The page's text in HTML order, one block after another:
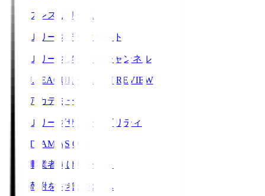
プレスリリース
Ｊリーグデータサイト
Ｊリーグメディアチャンネル
J.LEAGUE SEASON REVIEW
アカデミー
Ｊリーグサステナビリティ
TEAM AS ONE
事業者向けサービス
寄附をお考えの方へ